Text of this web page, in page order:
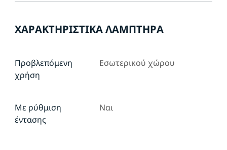
ΧΑΡΑΚΤΗΡΙΣΤΙΚΆ ΛΑΜΠΤΉΡΑ
Προβλεπόμενη
χρήση
Εσωτερικού χώρου
Με ρύθμιση
έντασης
Ναι